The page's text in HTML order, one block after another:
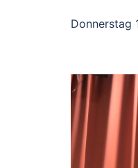
Donnerstag